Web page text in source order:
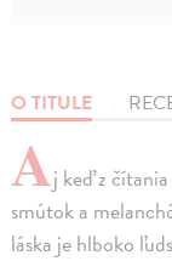
O TITULE
Aj keď z
smútok a
láska je hlboko